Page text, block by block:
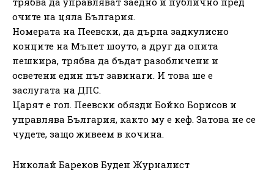
очите на цяла България.
Номерата на Пеевски, да дърпа задкулисно
конците на Мъпет шоуто, а друг да опита
пешкира, трябва да бъдат разобличени и
осветени един път завинаги. И това ше е
заслугата на ДПС.
Царят е гол. Пеевски обязди Бойко Борисов и
управлява България, както му е кеф. Затова не се
чудете, защо живеем в кочина.
Николай Бареков Буден Журналист